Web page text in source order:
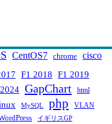
CentOS7 chrome cisco
F1 2018 F1 2019
GapChart html
MySQL php VLAN
イギリスGP